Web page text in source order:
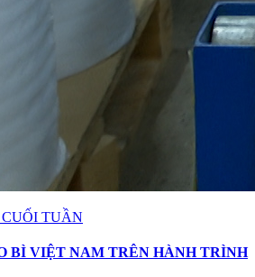
TUẦN
BÌ VIỆT NAM TRÊN HÀNH TRÌNH